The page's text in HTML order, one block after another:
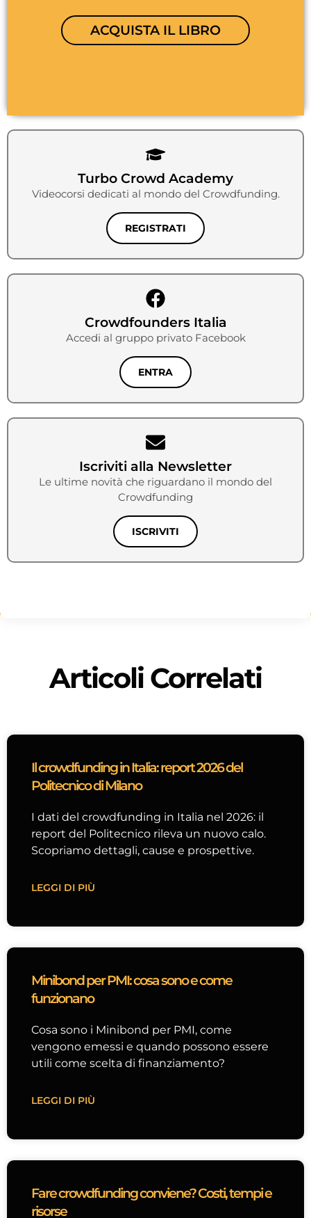
ACQUISTA IL LIBRO
Turbo Crowd Academy
Videocorsi dedicati al mondo del Crowdfunding.
REGISTRATI
Crowdfounders Italia
Accedi al gruppo privato Facebook
ENTRA
Iscriviti alla Newsletter
Le ultime novità che riguardano il mondo del
Crowdfunding
ISCRIVITI
Articoli Correlati
Il crowdfunding in Italia: report 2026 del
Politecnico di Milano
I dati del crowdfunding in Italia nel 2026: il
report del Politecnico rileva un nuovo calo.
Scopriamo dettagli, cause e prospettive.
LEGGI DI PIÙ
Minibond per PMI: cosa sono e come
funzionano
Cosa sono i Minibond per PMI, come
vengono emessi e quando possono essere
utili come scelta di finanziamento?
LEGGI DI PIÙ
Fare crowdfunding conviene? Costi, tempi e
risorse